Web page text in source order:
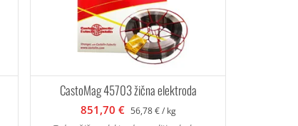
CastoMag 45703 žična elektroda
851,70 € 56,78 € / kg